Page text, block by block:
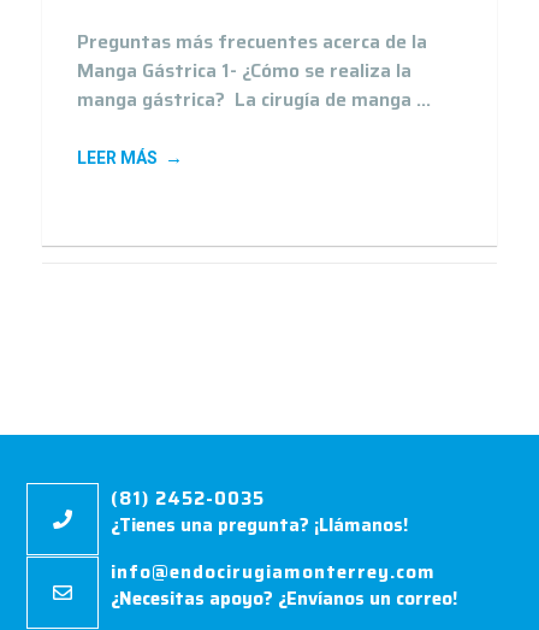
Preguntas más frecuentes acerca de la
Manga Gástrica 1- ¿Cómo se realiza la
manga gástrica? La cirugía de manga ...
LEER MÁS
(81) 2452-0035
¿Tienes una pregunta? ¡Llámanos!
info@endocirugiamonterrey.com
¿Necesitas apoyo? ¿Envíanos un correo!